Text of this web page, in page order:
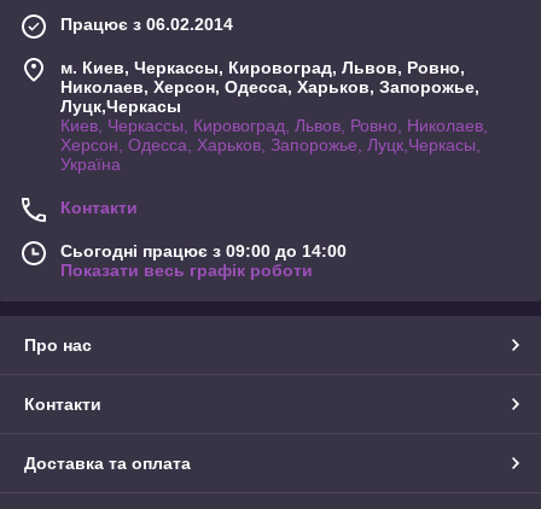
Працює з 06.02.2014
м. Киев, Черкассы, Кировоград, Львов, Ровно,
Николаев, Херсон, Одесса, Харьков, Запорожье,
Луцк,Черкасы
Киев, Черкассы, Кировоград, Львов, Ровно, Николаев,
Херсон, Одесса, Харьков, Запорожье, Луцк,Черкасы,
Україна
Контакти
Сьогодні працює з 09:00 до 14:00
Показати весь графік роботи
Про нас
Контакти
Доставка та оплата